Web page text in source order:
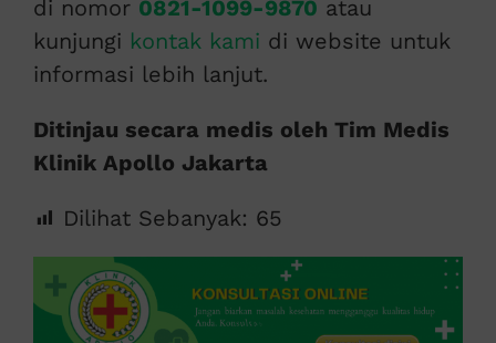
di nomor 0821-1099-9870 atau
kunjungi kontak kami di website untuk
informasi lebih lanjut.
Ditinjau secara medis oleh Tim Medis
Klinik Apollo Jakarta
Dilihat Sebanyak: 65